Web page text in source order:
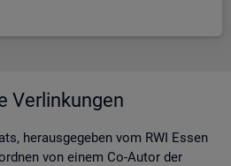
Verlinkungen
herausgegeben vom RWI Essen
von einem Co-Autor der